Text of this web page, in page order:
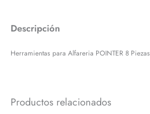
Descripción
Herramientas para Alfareria POINTER 8 Piezas
Productos relacionados